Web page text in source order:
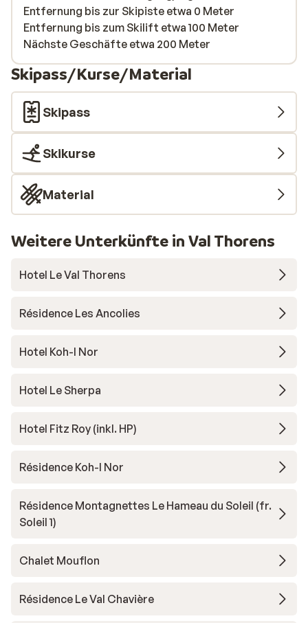
Entfernung bis zur Skipiste etwa 0 Meter
Entfernung bis zum Skilift etwa 100 Meter
Nächste Geschäfte etwa 200 Meter
Skipass/Kurse/Material
Skipass
Skikurse
Material
Weitere Unterkünfte in Val Thorens
Hotel Le Val Thorens
Résidence Les Ancolies
Hotel Koh-I Nor
Hotel Le Sherpa
Hotel Fitz Roy (inkl. HP)
Résidence Koh-I Nor
Résidence Montagnettes Le Hameau du Soleil (fr.
Soleil 1)
Chalet Mouflon
Résidence Le Val Chavière